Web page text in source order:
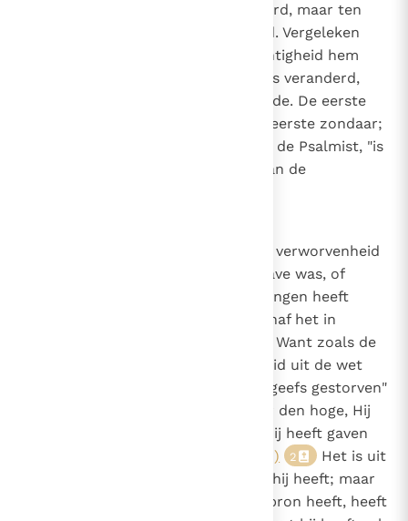
gevormd had, was Adam veranderd, maar ten
kwade, door zijn ongerechtigheid. Vergeleken
met de staat waarin de ongerechtigheid hem
had gebracht, is de gelovige mens veranderd,
maar ten goede, door Gods genade. De eerste
verandering is te danken aan de eerste zondaar;
de tweede "verandering", volgens de Psalmist, "is
te danken aan de rechterhand van de
Niemand zal door zijn schijnbare verworvenheid
geëerd worden, alsof het geen gave was, of
veronderstellen dat hij het ontvangen heeft
omdat een boodschap van buitenaf het in
geschrift of in spraak vermeldde. Want zoals de
apostel zegt: "Indien gerechtigheid uit de wet
voortkomt, dan is Christus tevergeefs gestorven"
: "Hij is opgevaren naar den hoge, Hij
heeft gevangenen meegevoerd, Hij heeft gaven
(Ef. 4, 8) 2
Het is uit
deze bron dat iemand heeft wat hij heeft; maar
wie ontkent dat hij het uit deze bron heeft, heeft